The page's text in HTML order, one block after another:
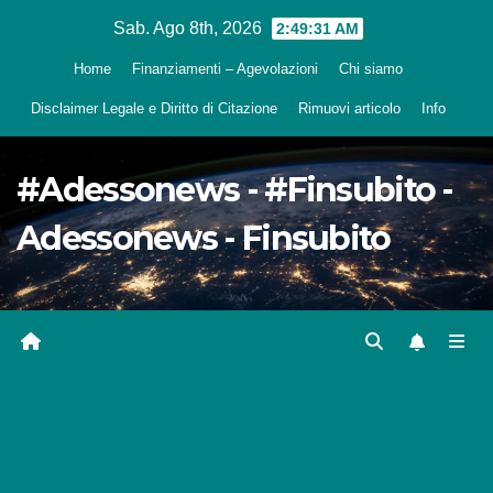
Sab. Ago 8th, 2026 2:49:32 AM
Home Finanziamenti – Agevolazioni Chi siamo
Disclaimer Legale e Diritto di Citazione Rimuovi articolo Info
#Adessonews - #Finsubito -
Adessonews - Finsubito